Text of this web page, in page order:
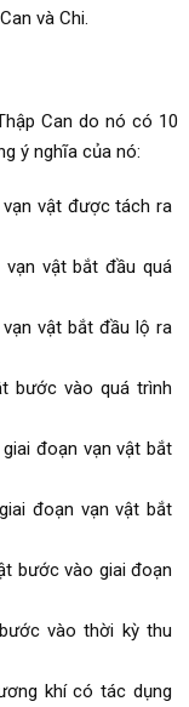
và Chi.
Can do nó có 10
ý nghĩa của nó:
vạn vật được tách ra
vật bắt đầu quá
vật bắt đầu lộ ra
bước vào quá trình
đoạn vạn vật bắt
đoạn vạn vật bắt
bước vào giai đoạn
vào thời kỳ thu
khí có tác dụng